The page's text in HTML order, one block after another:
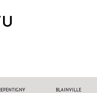
BLAINVILLE